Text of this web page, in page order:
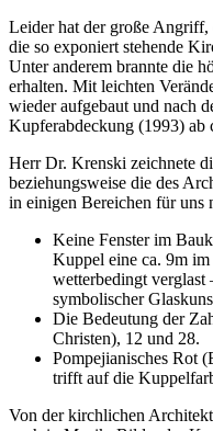
Leider hat der große Angriff,
die so exponiert stehende
Unter anderem brannte die
erhalten. Mit leichten
wieder aufgebaut und nach
Kupferabdeckung (1993) ab
Herr Dr. Krenski zeichnete
beziehungsweise die des
in einigen Bereichen für uns
Keine Fenster im
Kuppel eine ca. 9m
wetterbedingt
symbolischer
Die Bedeutung der
Christen), 12 und 28.
Pompejianisches Rot
trifft auf die
Von der kirchlichen